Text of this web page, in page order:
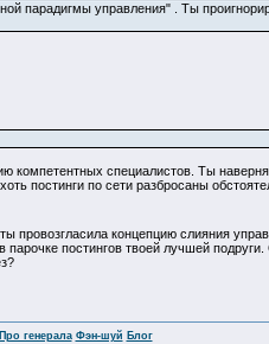
парадигмы управления" . Ты
компетентных специалистов. Ты
постинги по сети разбросаны
провозгласила концепцию слияния
постингов твоей лучшей
Про генерала Фэн-шуй Блог